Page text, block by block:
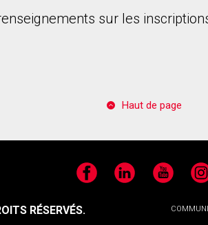
sur les
Haut de page
FacebookLinkedIn YouTube
RÉSERVÉS.